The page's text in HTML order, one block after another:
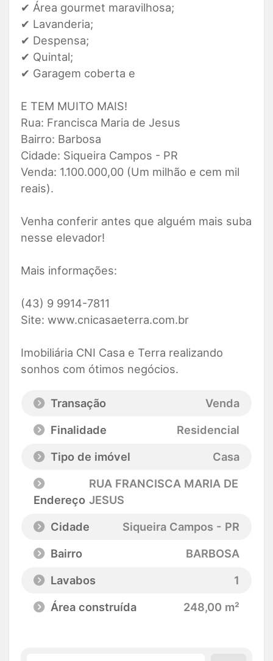
✔ Área gourmet maravilhosa;
✔ Lavanderia;
✔ Despensa;
✔ Quintal;
✔ Garagem coberta e
E TEM MUITO MAIS!
Rua: Francisca Maria de Jesus
Bairro: Barbosa
Cidade: Siqueira Campos - PR
Venda: 1.100.000,00 (Um milhão e cem mil
reais).
Venha conferir antes que alguém mais suba
nesse elevador!
Mais informações:
(43) 9 9914-7811
Site: www.cnicasaeterra.com.br
Imobiliária CNI Casa e Terra realizando
sonhos com ótimos negócios.
Transação
Venda
Finalidade
Residencial
Tipo de imóvel
Casa
Endereço
RUA FRANCISCA MARIA DE
JESUS
Cidade
Siqueira Campos - PR
Bairro
BARBOSA
Lavabos
1
Área construída
248,00 m²